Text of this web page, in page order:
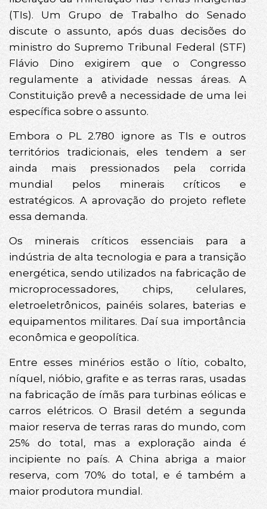
(TIs). Um Grupo de Trabalho do Senado
discute o assunto, após duas decisões do
ministro do Supremo Tribunal Federal (STF)
Flávio Dino exigirem que o Congresso
regulamente a atividade nessas áreas. A
Constituição prevê a necessidade de uma lei
específica sobre o assunto.
Embora o PL 2.780 ignore as TIs e outros
territórios tradicionais, eles tendem a ser
ainda mais pressionados pela corrida
mundial pelos minerais críticos e
estratégicos. A aprovação do projeto reflete
essa demanda.
Os minerais críticos essenciais para a
indústria de alta tecnologia e para a transição
energética, sendo utilizados na fabricação de
microprocessadores, chips, celulares,
eletroeletrônicos, painéis solares, baterias e
equipamentos militares. Daí sua importância
econômica e geopolítica.
Entre esses minérios estão o lítio, cobalto,
níquel, nióbio, grafite e as terras raras, usadas
na fabricação de ímãs para turbinas eólicas e
carros elétricos. O Brasil detém a segunda
maior reserva de terras raras do mundo, com
25% do total, mas a exploração ainda é
incipiente no país. A China abriga a maior
reserva, com 70% do total, e é também a
maior produtora mundial.